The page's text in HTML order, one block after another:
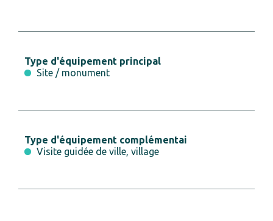
Type d'équipement principal
Site / monument
Type d'équipement complémentai
Visite guidée de ville, village